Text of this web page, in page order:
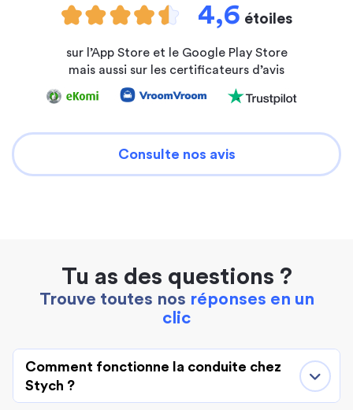
4,6 étoiles
sur l’App Store et le Google Play Store
mais aussi sur les certificateurs d’avis
Consulte nos avis
Tu as des questions ?
Trouve toutes nos réponses en un
clic
Comment fonctionne la conduite chez
Stych ?